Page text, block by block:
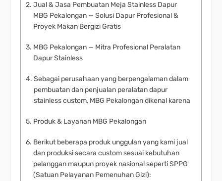
Jual & Jasa Pembuatan Meja Stainless Dapur
MBG Pekalongan — Solusi Dapur Profesional &
Proyek Makan Bergizi Gratis
MBG Pekalongan — Mitra Profesional Peralatan
Dapur Stainless
Sebagai perusahaan yang berpengalaman dalam
pembuatan dan penjualan peralatan dapur
stainless custom, MBG Pekalongan dikenal karena
Produk & Layanan MBG Pekalongan
Berikut beberapa produk unggulan yang kami jual
dan produksi secara custom sesuai kebutuhan
pelanggan maupun proyek nasional seperti SPPG
(Satuan Pelayanan Pemenuhan Gizi):